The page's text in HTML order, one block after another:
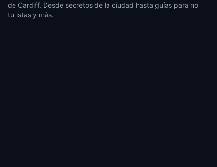
de Cardiff. Desde secretos de la ciudad hasta guías para no
turistas y más.